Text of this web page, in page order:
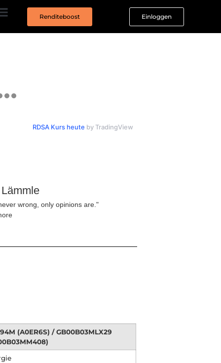
Renditeboost Einloggen
RDSA Kurs heute by TradingView
wrong, only opinions are."
(A0ER6S) / GB00B03MLX29